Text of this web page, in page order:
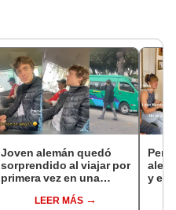
Joven alemán quedó
sorprendido al viajar por
primera vez en una
Chosicano"
LEER MÁS
y